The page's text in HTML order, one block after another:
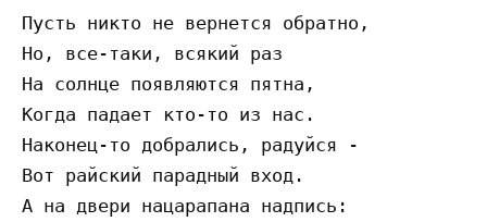
Пусть никто не вернется обратно,
Но, все-таки, всякий раз
На солнце появляются пятна,
Когда падает кто-то из нас.
Наконец-то добрались, радуйся -
Вот райский парадный вход.
А на двери нацарапана надпись: